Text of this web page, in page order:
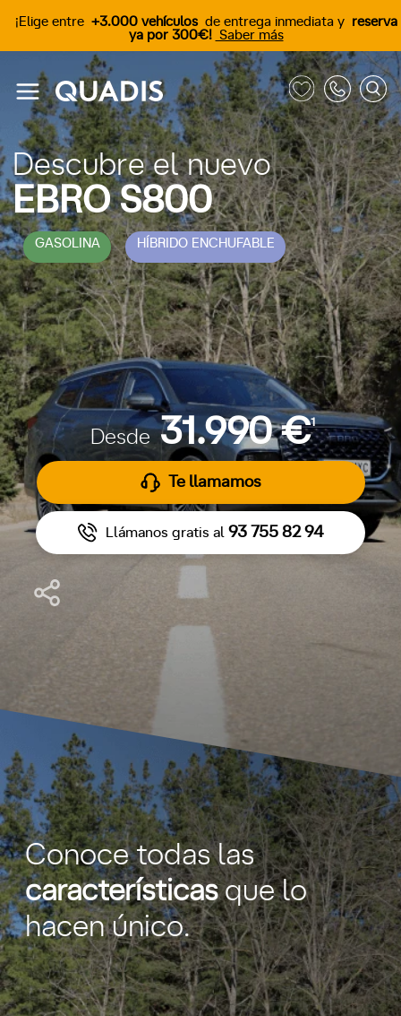
¡Elige entre +3.000 vehículos de entrega inmediata y reserva
ya por 300€! Saber más
Descubre el nuevo
EBRO S800
GASOLINA HÍBRIDO ENCHUFABLE
Desde31.990 €1
Te llamamos
Llámanos gratis al 93 755 82 94
Conoce todas las
característicasque lo
hacen único.